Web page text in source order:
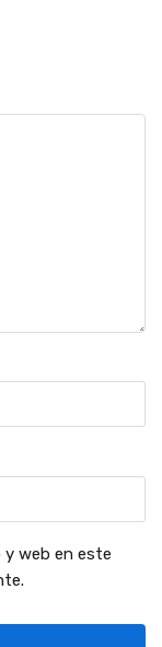
y web en este